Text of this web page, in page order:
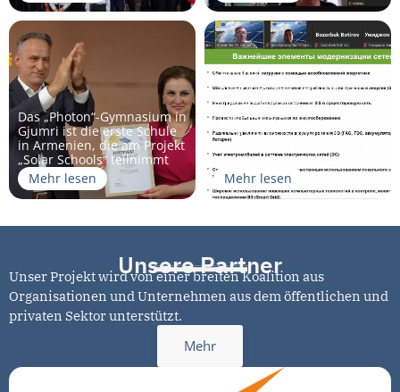
Das „Photon“-Gymnasium in
Gjumri ist die erste Schule
in Armenien, die am Projekt
„Solar Schools“ teilnimmt
Mehr lesen
Seminar
„Energiespeicherung und
Energiewende“ für
Universitäten in
Zentralasien und dem
Kaukasus im Rahmen der
Initiative Solar Universities
Mehr lesen
Unsere Partner
Unser Projekt wird von einer breiten Koalition aus
Organisationen und Unternehmen aus dem öffentlichen und
privaten Sektor unterstützt.
Mehr